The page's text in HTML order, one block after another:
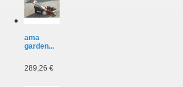
ama
garden...
289,26 €